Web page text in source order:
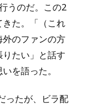
うのだ。この2
た。「（これ
のファンの方
たい」と話す
を語った。
ったが、ビラ配